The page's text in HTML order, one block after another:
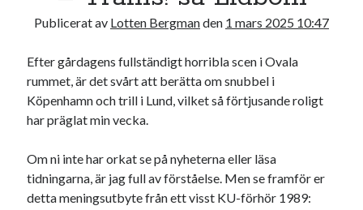
Publicerat av Lotten Bergmanden 1 mars 2025 10:47
Efter gårdagens fullständigt horribla scen i Ovala
rummet, är det svårt att berätta om snubbel i
Köpenhamn och trill i Lund, vilket så förtjusande roligt
har präglat min vecka.
Om ni inte har orkat se på nyheterna eller läsa
tidningarna, är jag full av förståelse. Men se framför er
detta meningsutbyte från ett visst KU-förhör 1989: